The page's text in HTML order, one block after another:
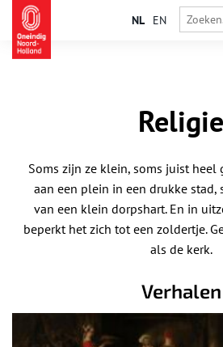
NL EN
Religie
Soms zijn ze klein, soms juist heel
aan een plein in een drukke stad,
van een klein dorpshart. En in
beperkt het zich tot een zoldertje.
als de kerk.
Verhalen